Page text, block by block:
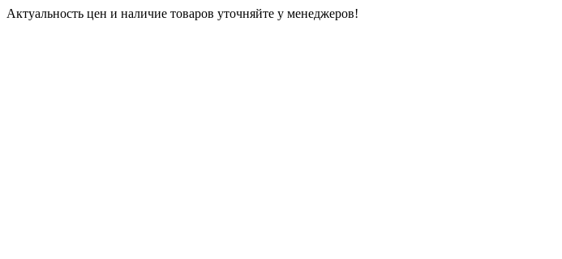
Актуальность цен и наличие товаров уточняйте у менеджеров!